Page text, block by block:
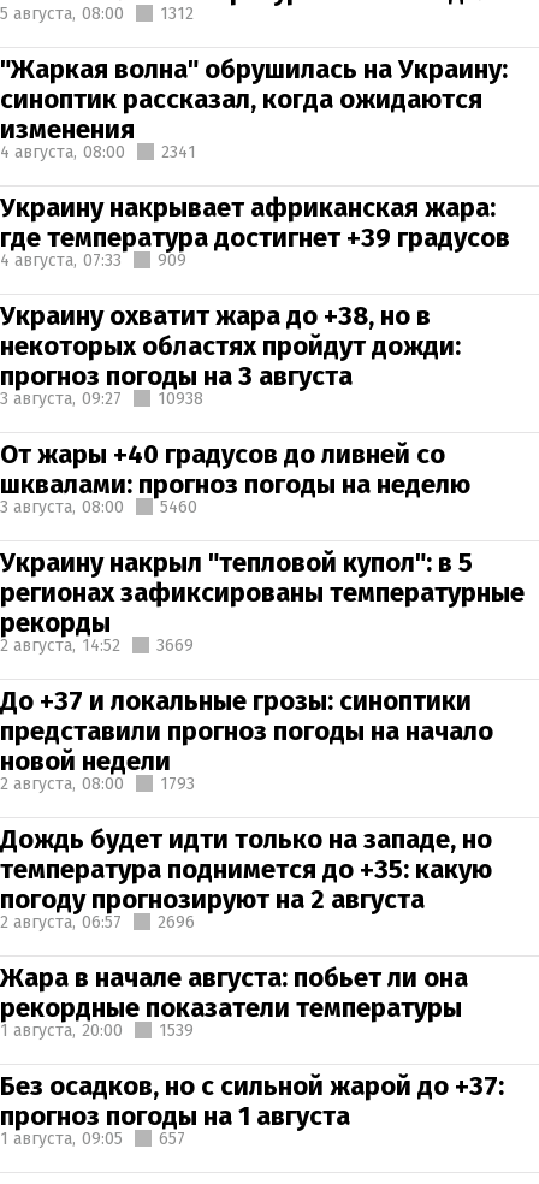
5 августа, 08:00 1312
"Жаркая волна" обрушилась на Украину:
синоптик рассказал, когда ожидаются
изменения
4 августа, 08:00 2341
Украину накрывает африканская жара:
где температура достигнет +39 градусов
4 августа, 07:33 909
Украину охватит жара до +38, но в
некоторых областях пройдут дожди:
прогноз погоды на 3 августа
3 августа, 09:27 10938
От жары +40 градусов до ливней со
шквалами: прогноз погоды на неделю
3 августа, 08:00 5460
Украину накрыл "тепловой купол": в 5
регионах зафиксированы температурные
рекорды
2 августа, 14:52 3669
До +37 и локальные грозы: синоптики
представили прогноз погоды на начало
новой недели
2 августа, 08:00 1793
Дождь будет идти только на западе, но
температура поднимется до +35: какую
погоду прогнозируют на 2 августа
2 августа, 06:57 2696
Жара в начале августа: побьет ли она
рекордные показатели температуры
1 августа, 20:00 1539
Без осадков, но с сильной жарой до +37:
прогноз погоды на 1 августа
1 августа, 09:05 657